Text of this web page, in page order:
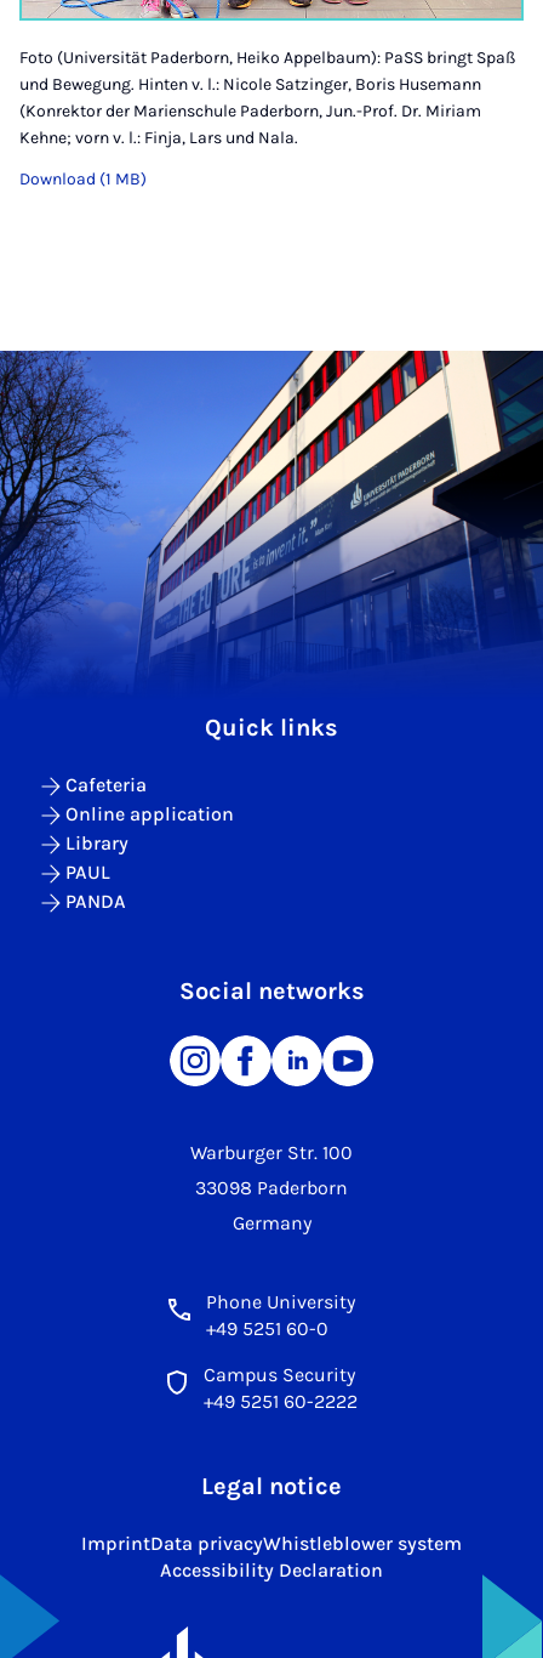
Foto (Universität Paderborn, Heiko Appelbaum): PaSS bringt Spaß
und Bewegung. Hinten v. l.: Nicole Satzinger, Boris Husemann
(Konrektor der Marienschule Paderborn, Jun.-Prof. Dr. Miriam
Kehne; vorn v. l.: Finja, Lars und Nala.
Download (1 MB)
Warburger Str. 100
33098 Paderborn
Germany
Phone University
+49 5251 60-0
Campus Security
+49 5251 60-2222
Quick links
Cafeteria
Online application
Library
PAUL
PANDA
Social networks
Legal notice
ImprintData privacyWhistleblower system
Accessibility Declaration